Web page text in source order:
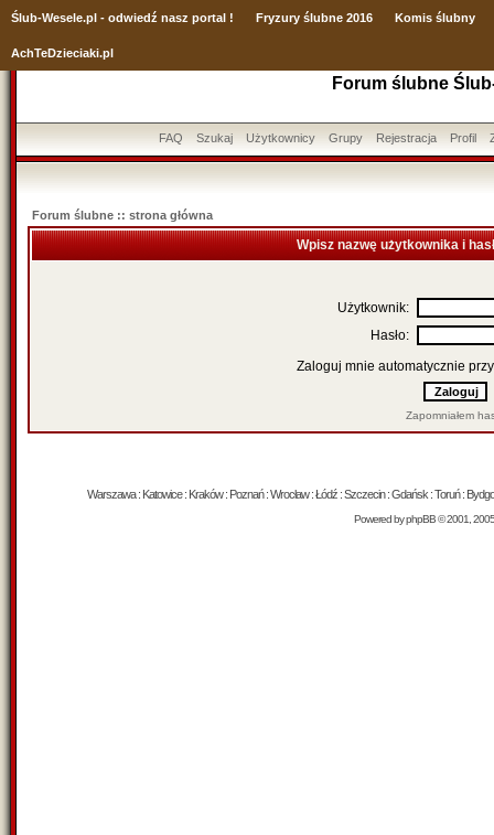
Ślub-Wesele.pl - odwiedź nasz portal ! Fryzury ślubne 2016 Komis ślubny
AchTeDzieciaki.pl
Forum ślubne
FAQ Szukaj Użytkownicy Grupy Rejestracja Profil
Forum ślubne :: strona główna
Wpisz nazwę użytkownika i
Użytkownik:
Hasło:
Zaloguj mnie automatycznie
Zapomniałem
Warszawa : Katowice : Kraków : Poznań : Wrocław : Łódź : Szczecin : Gdańsk : Toruń :
Powered byphpBB© 2001,